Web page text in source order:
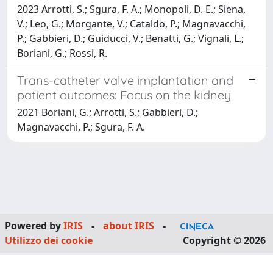
2023 Arrotti, S.; Sgura, F. A.; Monopoli, D. E.; Siena,
V.; Leo, G.; Morgante, V.; Cataldo, P.; Magnavacchi,
P.; Gabbieri, D.; Guiducci, V.; Benatti, G.; Vignali, L.;
Boriani, G.; Rossi, R.
Trans-catheter valve implantation and
patient outcomes: Focus on the kidney
2021 Boriani, G.; Arrotti, S.; Gabbieri, D.;
Magnavacchi, P.; Sgura, F. A.
Powered byIRIS - about IRIS
-
Utilizzo dei cookie
Copyright © 2026